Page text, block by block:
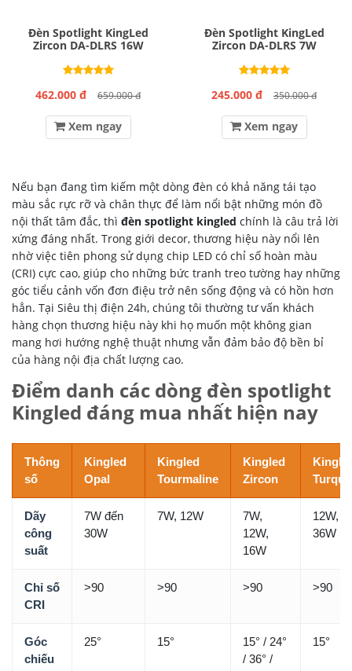
Đèn Spotlight KingLed
Zircon DA-DLRS 16W
462.000 đ 659.000 đ
Xem ngay
Đèn Spotlight KingLed
Zircon DA-DLRS 7W
245.000 đ 350.000 đ
Xem ngay
Nếu bạn đang tìm kiếm một dòng đèn có khả năng tái tạo
màu sắc rực rỡ và chân thực để làm nổi bật những món đồ
nội thất tâm đắc, thì đèn spotlight kingled chính là câu trả lời
xứng đáng nhất. Trong giới decor, thương hiệu này nổi lên
nhờ việc tiên phong sử dụng chip LED có chỉ số hoàn màu
(CRI) cực cao, giúp cho những bức tranh treo tường hay những
góc tiểu cảnh vốn đơn điệu trở nên sống động và có hồn hơn
hẳn. Tại Siêu thị điện 24h, chúng tôi thường tư vấn khách
hàng chọn thương hiệu này khi họ muốn một không gian
mang hơi hướng nghệ thuật nhưng vẫn đảm bảo độ bền bỉ
của hàng nội địa chất lượng cao.
Điểm danh các dòng đèn spotlight
Kingled đáng mua nhất hiện nay
Thông
số
Kingled
Opal
Kingled
Tourmaline
Kingled
Zircon
Dãy
công
suất
7W đến
30W
7W, 12W
7W,
12W,
16W
12W,
36W
Chỉ số
CRI
>90 >90 >90 >90
Góc
chiếu
25° 15°
15° / 24°
/ 36° /
15°